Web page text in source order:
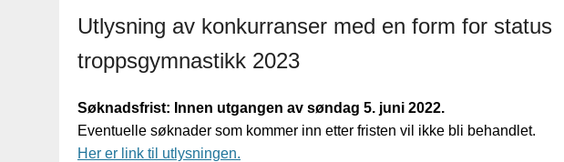
Utlysning av konkurranser med en form for status
troppsgymnastikk 2023
Søknadsfrist: Innen utgangen av søndag 5. juni 2022.
Eventuelle søknader som kommer inn etter fristen vil ikke bli behandlet.
Her er link til utlysningen.